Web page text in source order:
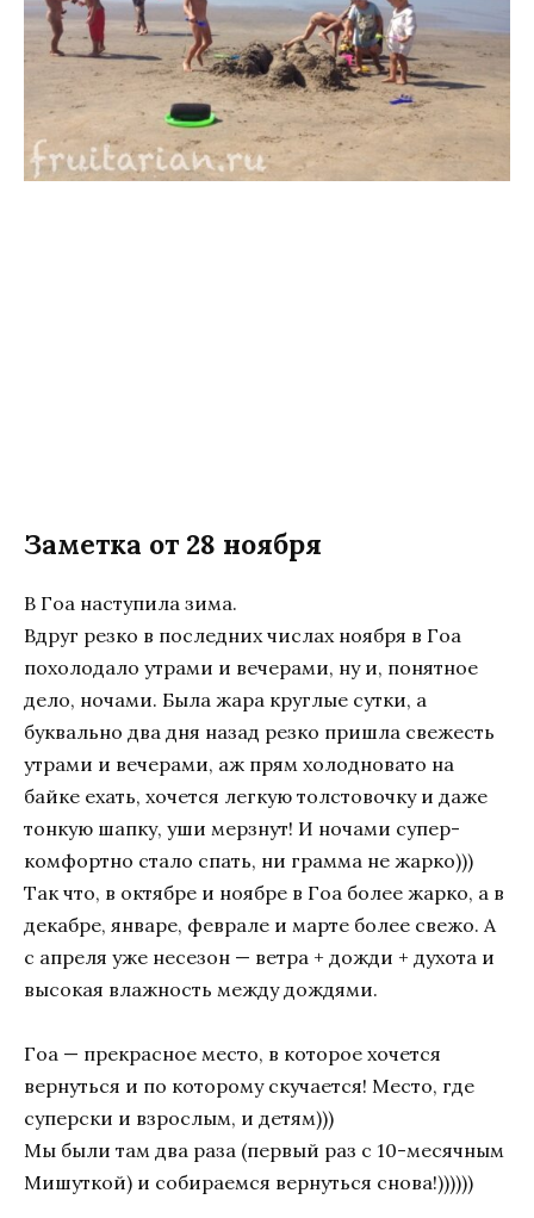
Заметка от 28 ноября
В Гоа наступила зима.
Вдруг резко в последних числах ноября в Гоа
похолодало утрами и вечерами, ну и, понятное
дело, ночами. Была жара круглые сутки, а
буквально два дня назад резко пришла свежесть
утрами и вечерами, аж прям холодновато на
байке ехать, хочется легкую толстовочку и даже
тонкую шапку, уши мерзнут! И ночами супер-
комфортно стало спать, ни грамма не жарко)))
Так что, в октябре и ноябре в Гоа более жарко, а в
декабре, январе, феврале и марте более свежо. А
с апреля уже несезон — ветра + дожди + духота и
высокая влажность между дождями.
Гоа — прекрасное место, в которое хочется
вернуться и по которому скучается! Место, где
суперски и взрослым, и детям)))
Мы были там два раза (первый раз с 10-месячным
Мишуткой) и собираемся вернуться снова!))))))